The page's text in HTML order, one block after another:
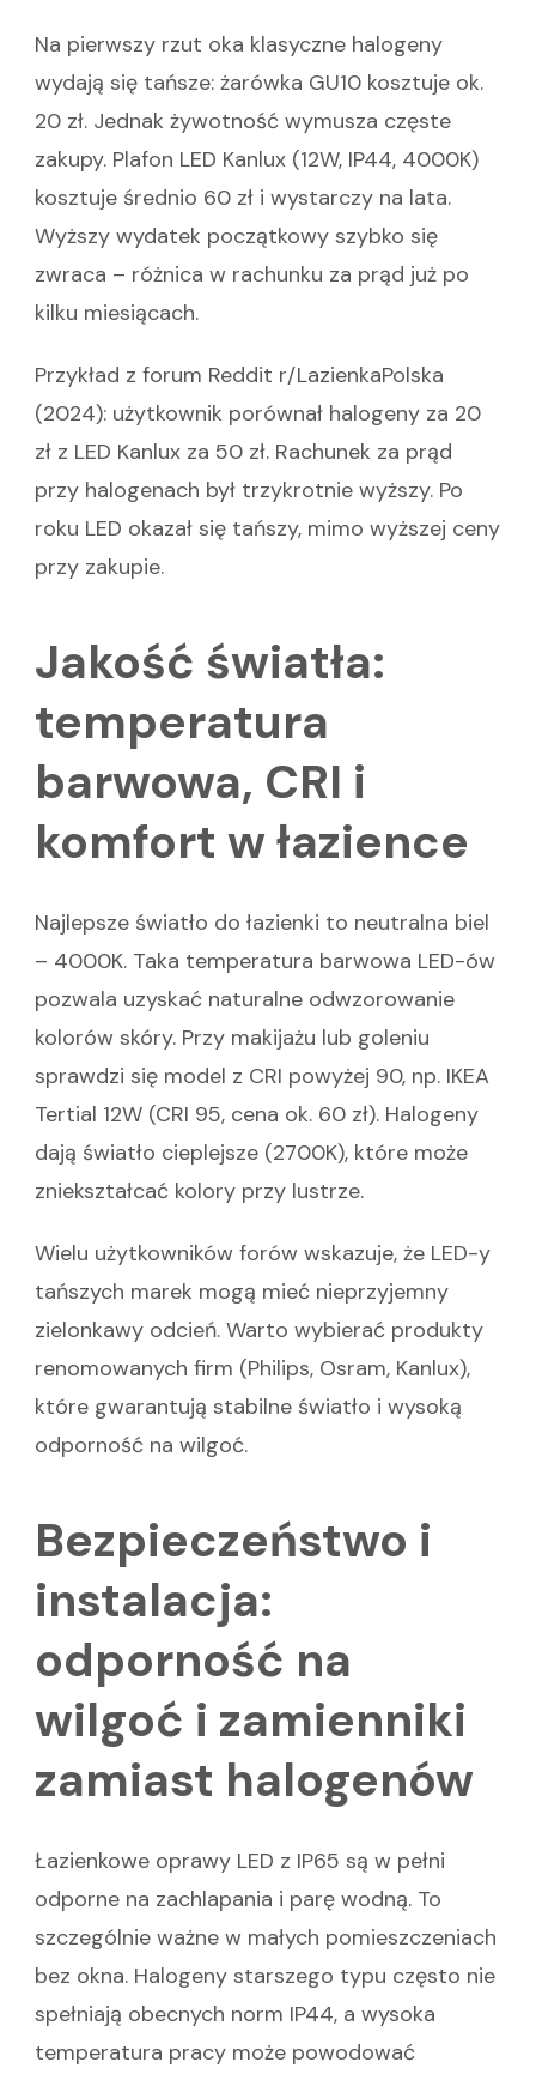
Na pierwszy rzut oka klasyczne halogeny
wydają się tańsze: żarówka GU10 kosztuje ok.
20 zł. Jednak żywotność wymusza częste
zakupy. Plafon LED Kanlux (12W, IP44, 4000K)
kosztuje średnio 60 zł i wystarczy na lata.
Wyższy wydatek początkowy szybko się
zwraca – różnica w rachunku za prąd już po
kilku miesiącach.
Przykład z forum Reddit r/LazienkaPolska
(2024): użytkownik porównał halogeny za 20
zł z LED Kanlux za 50 zł. Rachunek za prąd
przy halogenach był trzykrotnie wyższy. Po
roku LED okazał się tańszy, mimo wyższej ceny
przy zakupie.
Jakość światła:
temperatura
barwowa, CRI i
komfort w łazience
Najlepsze światło do łazienki to neutralna biel
– 4000K. Taka temperatura barwowa LED-ów
pozwala uzyskać naturalne odwzorowanie
kolorów skóry. Przy makijażu lub goleniu
sprawdzi się model z CRI powyżej 90, np. IKEA
Tertial 12W (CRI 95, cena ok. 60 zł). Halogeny
dają światło cieplejsze (2700K), które może
zniekształcać kolory przy lustrze.
Wielu użytkowników forów wskazuje, że LED-y
tańszych marek mogą mieć nieprzyjemny
zielonkawy odcień. Warto wybierać produkty
renomowanych firm (Philips, Osram, Kanlux),
które gwarantują stabilne światło i wysoką
odporność na wilgoć.
Bezpieczeństwo i
instalacja:
odporność na
wilgoć i zamienniki
zamiast halogenów
Łazienkowe oprawy LED z IP65 są w pełni
odporne na zachlapania i parę wodną. To
szczególnie ważne w małych pomieszczeniach
bez okna. Halogeny starszego typu często nie
spełniają obecnych norm IP44, a wysoka
temperatura pracy może powodować